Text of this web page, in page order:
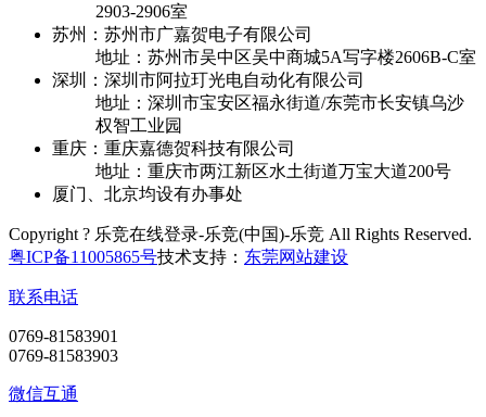
2903-2906室
苏州：苏州市广嘉贺电子有限公司
地址：苏州市吴中区吴中商城5A写字楼2606B-C室
深圳：深圳市阿拉玎光电自动化有限公司
地址：深圳市宝安区福永街道/东莞市长安镇乌沙
权智工业园
重庆：重庆嘉德贺科技有限公司
地址：重庆市两江新区水土街道万宝大道200号
厦门、北京均设有办事处
Copyright ? 乐竞在线登录-乐竞(中国)-乐竞 All Rights Reserved.
粤ICP备11005865号技术支持： 东莞网站建设
联系电话
0769-81583901
0769-81583903
微信互通